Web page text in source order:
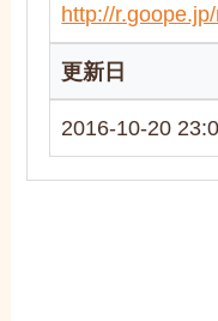
http://
更新日
2016-10-20